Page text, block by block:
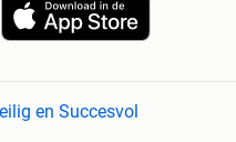
en Succesvol